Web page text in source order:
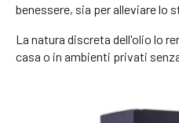
benessere, sia per alleviare lo
La natura discreta dell'olio lo
casa o in ambienti privati